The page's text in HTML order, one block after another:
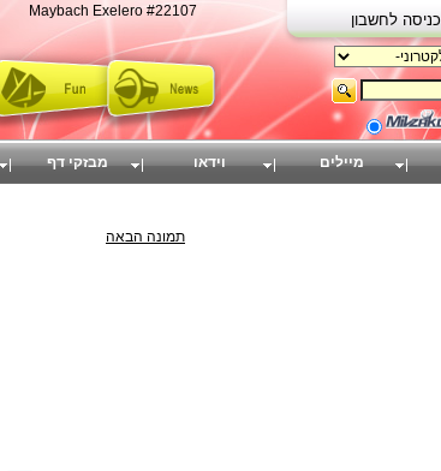
Maybach Exelero #22107
תמונה הבאה
מיילים וידאו מבזקי דף
כניסה לחשבון